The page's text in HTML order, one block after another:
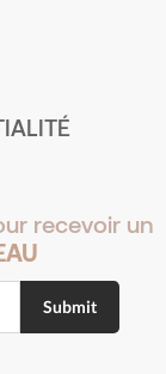
recevoir un